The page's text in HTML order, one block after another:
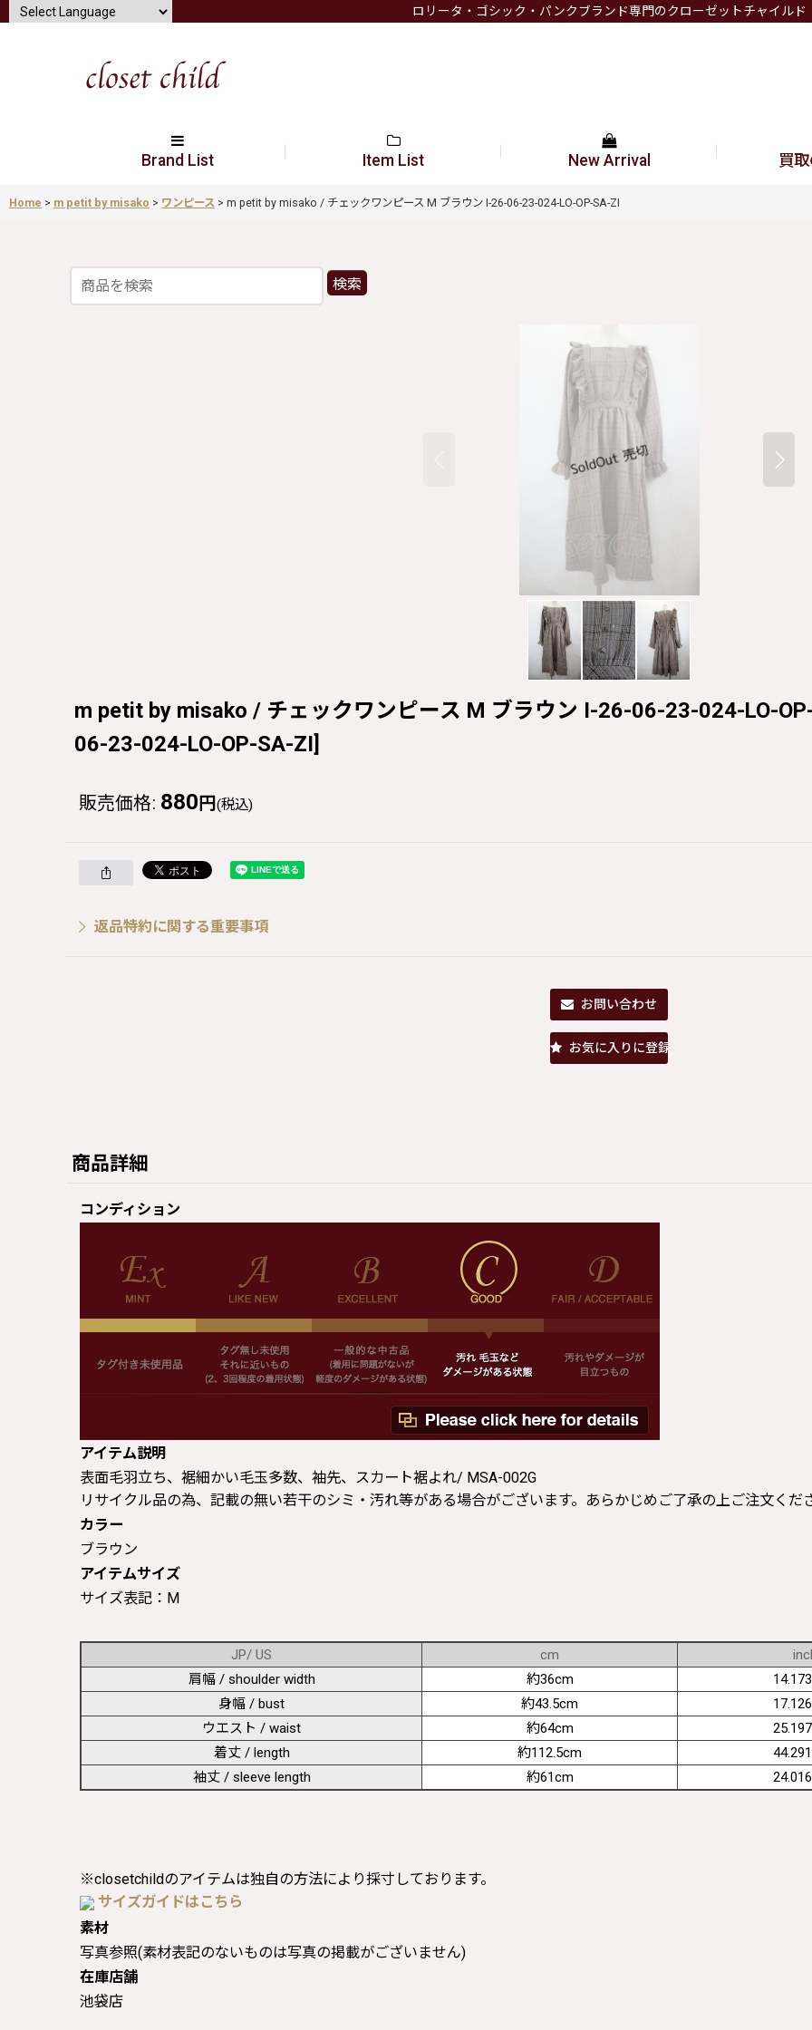
ロリータ・ゴシック・パンクブランド専門のクローゼットチャイルド
Brand List Item List New Arrival 買
Home > m petit by misako > ワンピース > m petit by misako / チェックワンピース M ブラウン I-26-06-23-024-LO-OP-SA-ZI
検索
m petit by misako / チェックワンピース M ブラウン I-26-06-23-024-LO-
06-23-024-LO-OP-SA-ZI]
販売価格: 880 円 (税込)
返品特約に関する重要事項
お問い合わせ
お気に入りに登録
商品詳細
コンディション
アイテム説明
表面毛羽立ち、裾細かい毛玉多数、袖先、スカート裾よれ/ MSA-002G
リサイクル品の為、記載の無い若干のシミ・汚れ等がある場合がございます。あらかじめご了承の上ご注文くだ
カラー
ブラウン
アイテムサイズ
サイズ表記：M
JP/ US cm
肩幅 / shoulder width
約36cm
身幅 / bust
約43.5cm
ウエスト / waist
約64cm
着丈 / length
約112.5cm
袖丈 / sleeve length
約61cm
※closetchildのアイテムは独自の方法により採寸しております。
サイズガイドはこちら
素材
写真参照(素材表記のないものは写真の掲載がございません)
在庫店舗
池袋店